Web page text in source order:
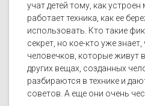
учат детей тому, как устроен
работает техника, как ее
использовать. Кто такие
секрет, но кое-кто уже
человечков, которые живут
других вещах, созданных
разбираются в технике и
советов. А еще они очень